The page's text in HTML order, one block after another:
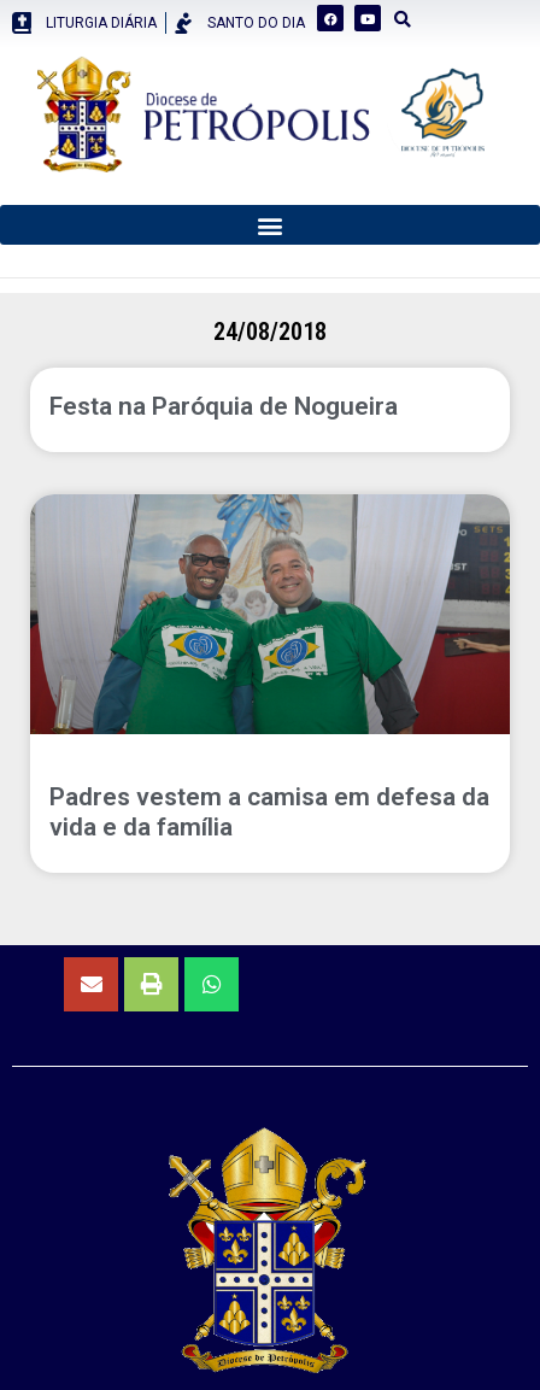
LITURGIA DIÁRIA SANTO DO DIA
24/08/2018
Festa na Paróquia de Nogueira
Padres vestem a camisa em defesa da
vida e da família